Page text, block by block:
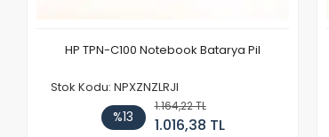
HP TPN-C100 Notebook Batarya Pil
Stok Kodu: NPXZNZLRJI
%13
1.164,22 TL
1.016,38 TL